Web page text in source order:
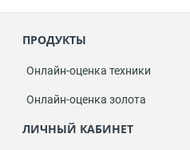
ПРОДУКТЫ
Онлайн-оценка техники
Онлайн-оценка золота
ЛИЧНЫЙ КАБИНЕТ